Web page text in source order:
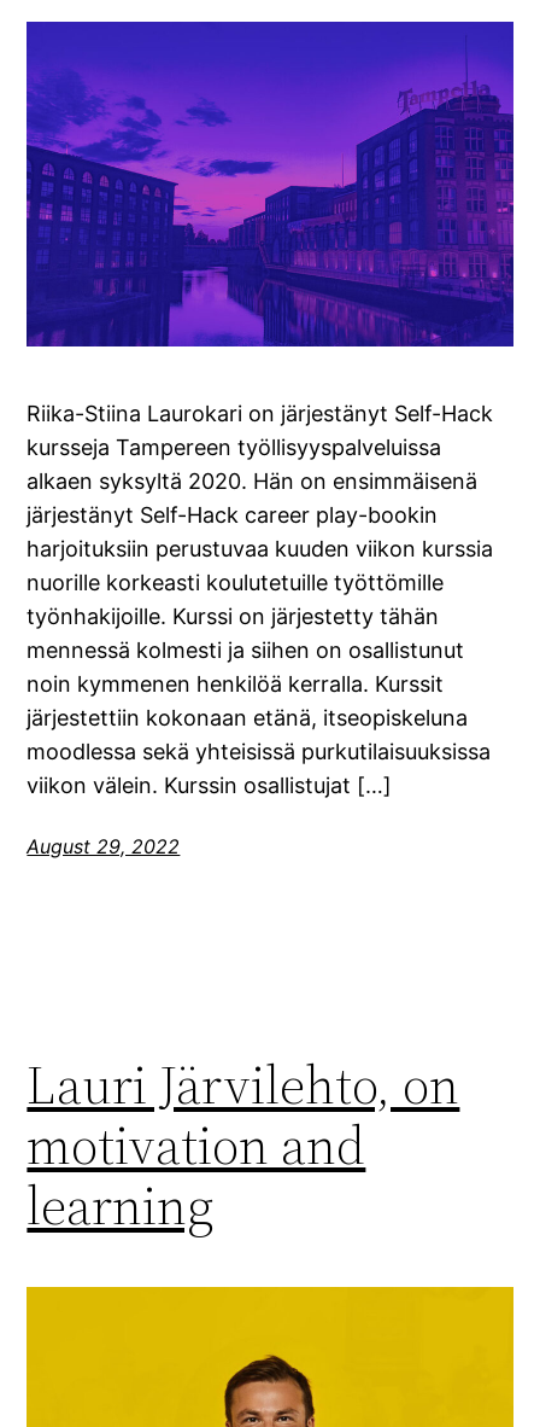
Riika-Stiina Laurokari on järjestänyt Self-Hack
kursseja Tampereen työllisyyspalveluissa
alkaen syksyltä 2020. Hän on ensimmäisenä
järjestänyt Self-Hack career play-bookin
harjoituksiin perustuvaa kuuden viikon kurssia
nuorille korkeasti koulutetuille työttömille
työnhakijoille. Kurssi on järjestetty tähän
mennessä kolmesti ja siihen on osallistunut
noin kymmenen henkilöä kerralla. Kurssit
järjestettiin kokonaan etänä, itseopiskeluna
moodlessa sekä yhteisissä purkutilaisuuksissa
viikon välein. Kurssin osallistujat […]
August 29, 2022
Lauri Järvilehto, on
motivation and
learning